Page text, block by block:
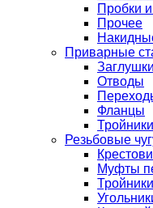
Пробки
Прочее
Приварные
Заглушки
Отводы
Фланцы
Тройники
Резьбовые
Муфты
Тройники